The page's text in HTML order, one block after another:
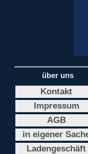
über uns
Kontakt
Impressum
AGB
in eigener
Ladengeschäft